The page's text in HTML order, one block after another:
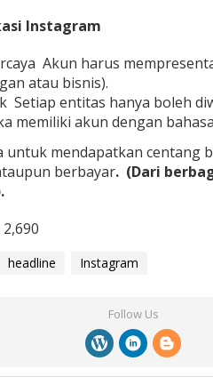
Instagram
Akun harus
atau bisnis).
Setiap entitas hanya boleh
memiliki akun dengan
untuk mendapatkan centang
berbayar. (Dari
2,690
headline Instagram
Follow Us